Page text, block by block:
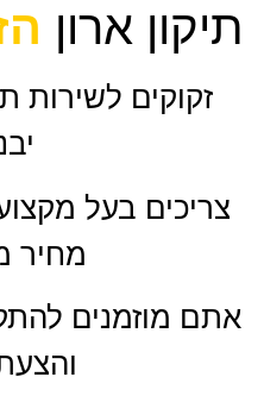
תיקון ארון
זקוקים לשירות
צריכים בעל
מחיר
אתם מוזמנים